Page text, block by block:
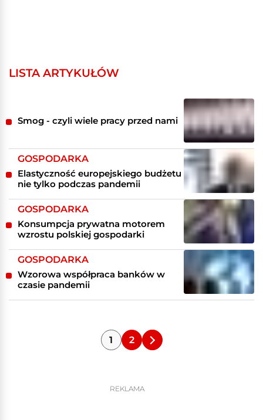
LISTA ARTYKUŁÓW
Smog - czyli wiele pracy przed nami
GOSPODARKA
Elastyczność europejskiego budżetu
nie tylko podczas pandemii
GOSPODARKA
Konsumpcja prywatna motorem
wzrostu polskiej gospodarki
GOSPODARKA
Wzorowa współpraca banków w
czasie pandemii
1 2
REKLAMA